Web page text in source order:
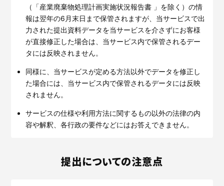
（「産業廃棄物処理計画実施状況報告書 」を除く）の情
報は翌年の6月末日まで保管されますが、当サービスで出
力された提出資料データを当サービスを介さずにお客様
が直接修正した場合は、当サービス内で保管されるデー
タには反映されません。
同様に、当サービスが定める方法以外でデータを修正し
た場合には、当サービス内で保管されるデータには反映
されません。
サービスの仕様や利用方法に関するもの以外の法律の内
容や解釈、各行政の要件などにはお答えできません。
提出についての注意点